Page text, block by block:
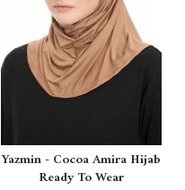
Yazmin - Cocoa Amira Hijab
Ready To Wear